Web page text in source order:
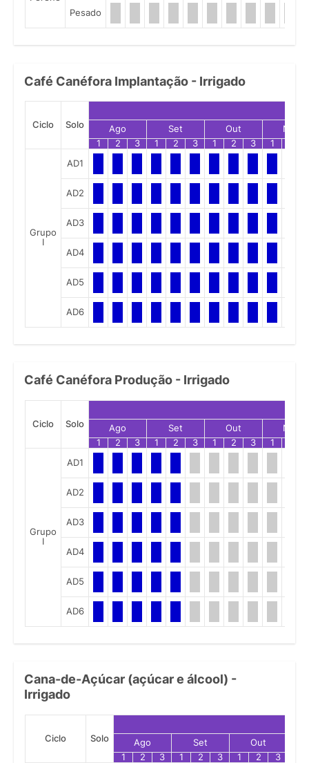
Pesado
Café Canéfora Implantação - Irrigado
Ciclo Solo Ago Set Out
Nov
1
2 3 1 2 3 1 2 3 1
Grupo
I
AD1
AD2
AD3
AD4
AD5
AD6
Café Canéfora Produção - Irrigado
Ciclo Solo Ago Set Out
Nov
1
2 3 1 2 3 1 2 3 1
Grupo
I
AD1
AD2
AD3
AD4
AD5
AD6
Cana-de-Açúcar (açúcar e álcool) -
Irrigado
Ciclo Solo Ago Set Out
1
2 3 1 2 3 1 2 3